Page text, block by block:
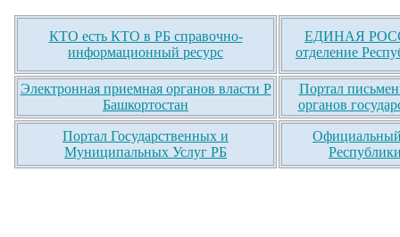
КТО есть КТО в РБ справочно-
информационный ресурс
ЕДИНАЯ
отделение
Электронная приемная органов власти Р
Башкортостан
Портал
органов
Портал Государственных и
Муниципальных Услуг РБ
Официальный